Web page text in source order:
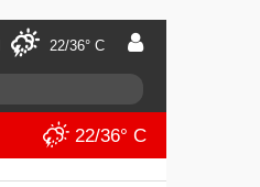
22/36° C
22/36° C